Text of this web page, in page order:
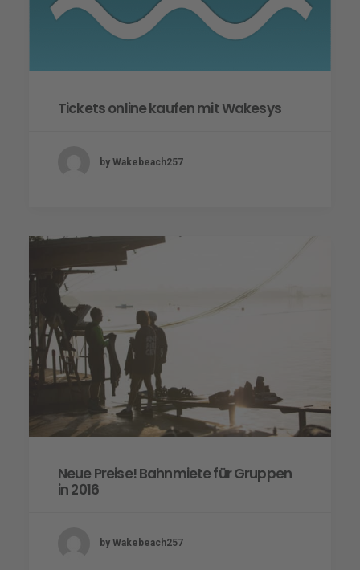
Tickets online kaufen mit Wakesys
by Wakebeach257
Neue Preise! Bahnmiete für Gruppen
in 2016
by Wakebeach257